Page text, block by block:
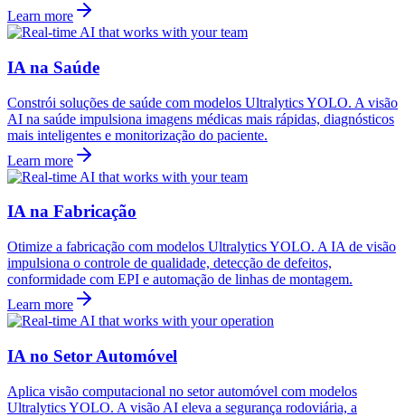
Learn more
IA na Saúde
Constrói soluções de saúde com modelos Ultralytics YOLO. A visão
AI na saúde impulsiona imagens médicas mais rápidas, diagnósticos
mais inteligentes e monitorização do paciente.
Learn more
IA na Fabricação
Otimize a fabricação com modelos Ultralytics YOLO. A IA de visão
impulsiona o controle de qualidade, detecção de defeitos,
conformidade com EPI e automação de linhas de montagem.
Learn more
IA no Setor Automóvel
Aplica visão computacional no setor automóvel com modelos
Ultralytics YOLO. A visão AI eleva a segurança rodoviária, a